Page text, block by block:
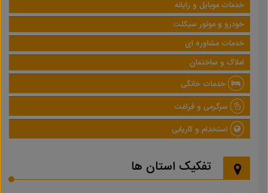
خدمات موبایل و رایانه
خودرو و موتور سیکلت
خدمات مشاوره ای
املاک و ساختمان
خدمات خانگی
سرگرمی و فراغت
استخدام و کاریابی
تفکیک استان ها